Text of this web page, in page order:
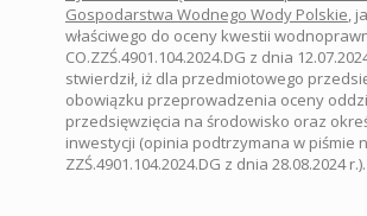
Gospodarstwa Wodnego Wody Polskie,
właściwego do oceny kwestii
CO.ZZŚ.4901.104.2024.DG z dnia
stwierdził, iż dla przedmiotowego
obowiązku przeprowadzenia oceny
przedsięwzięcia na środowisko oraz
inwestycji (opinia podtrzymana w piśmie
ZZŚ.4901.104.2024.DG z dnia 28.08.2024 r.).